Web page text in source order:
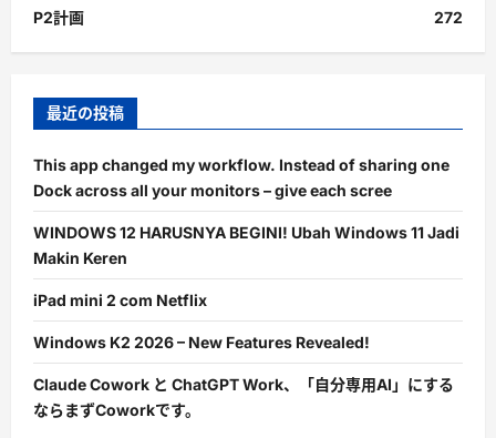
P2計画 272
最近の投稿
This app changed my workflow. Instead of sharing one
Dock across all your monitors – give each scree
WINDOWS 12 HARUSNYA BEGINI! Ubah Windows 11 Jadi
Makin Keren
iPad mini 2 com Netflix
Windows K2 2026 – New Features Revealed!
Claude Cowork と ChatGPT Work、「自分専用AI」にする
ならまずCoworkです。